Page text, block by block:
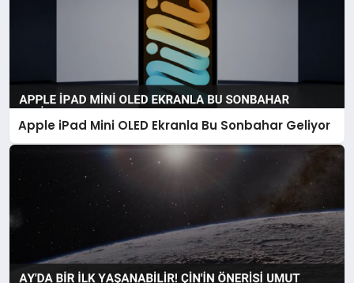
Apple iPad Mini OLED Ekranla Bu Sonbahar Geliyor